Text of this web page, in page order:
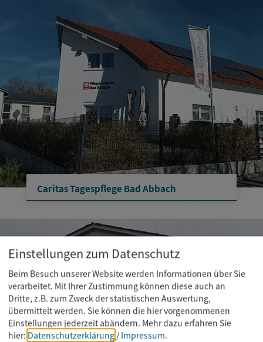
Caritas Tagespflege Bad Abbach
Einstellungen zum Datenschutz
Beim Besuch unserer Website werden Informationen über Sie
verarbeitet. Mit Ihrer Zustimmung können diese auch an
Dritte, z.B. zum Zweck der statistischen Auswertung,
übermittelt werden. Sie können die hier vorgenommenen
Einstellungen jederzeit abändern. Mehr dazu erfahren Sie
hier: Datenschutzerklärung / Impressum.